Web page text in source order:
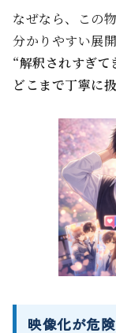
なぜなら、この
分かりやすい展
“解釈されすぎて
どこまで丁寧に
映像化が危